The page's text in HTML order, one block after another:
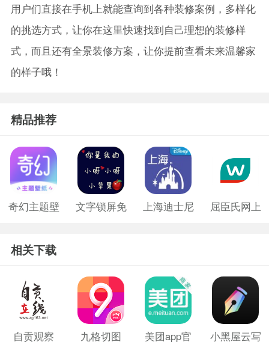
用户们直接在手机上就能查询到各种装修案例，多样化
的挑选方式，让你在这里快速找到自己理想的装修样
式，而且还有全景装修方案，让你提前查看未来温馨家
的样子哦！
精品推荐
奇幻主题壁
文字锁屏免
上海迪士尼
屈臣氏网上
相关下载
自贡观察
九格切图
美团app官
小黑屋云写